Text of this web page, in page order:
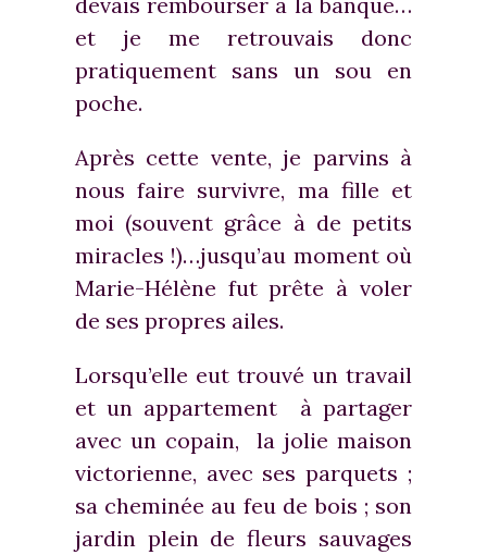
et je me retrouvais donc
pratiquement sans un sou en
poche.
Après cette vente, je parvins à
nous faire survivre, ma fille et
moi (souvent grâce à de petits
miracles !)…jusqu’au moment où
Marie-Hélène fut prête à voler
de ses propres ailes.
Lorsqu’elle eut trouvé un travail
et un appartement à partager
avec un copain, la jolie maison
victorienne, avec ses parquets ;
sa cheminée au feu de bois ; son
jardin plein de fleurs sauvages